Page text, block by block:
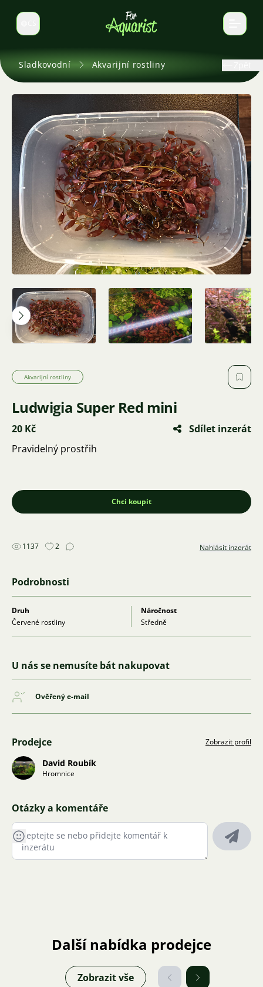
Select language
Sladkovodní Akvarijní rostliny
Akvarijní rostliny
Ludwigia Super Red mini
20 Kč
Sdílet inzerát
Pravidelný prostřih
Chci koupit
1137 2 Nahlásit inzerát
Podrobnosti
Druh
Červené rostliny
Náročnost
Středně
U nás se nemusíte bát nakupovat
Ověřený e-mail
Prodejce Zobrazit profil
David Roubík
Hromnice
Otázky a komentáře
Další nabídka prodejce
Zobrazit vše